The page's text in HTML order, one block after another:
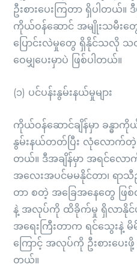
ဦးစားပေးကြတာ ရှိပါတယ်။
ကိုယ်ဝန်ဆောင် အမျိုးသမီးတွ
ပြောင်းလဲမှုတွေ ရှိနိုင်သလို
ဝေမျှပေးမှာပဲ ဖြစ်ပါတယ်။
(၁) ပင်ပန်းနွမ်းနယ်မှုများ
ကိုယ်ဝန်ဆောင်ချိန်မှာ ခန္ဓာ
နွမ်းနယ်တတ်ပြီး လုံလောက်တဲ့
တယ်။ ဒီအချိန်မှာ အရင်လော
အလေးအပင်မမနိုင်တာ၊ ရာ
တာ စတဲ့ အခြေအနေတွေ ဖြစ်
နဲ့ အလုပ်ကို ထိခိုက်မှု ရှိလာနိုင်
အရေးကြီးတာက ရင်သွေးနဲ့ မိ
ကြောင့် အလုပ်ကို ဦးစားပေး
တယ်။